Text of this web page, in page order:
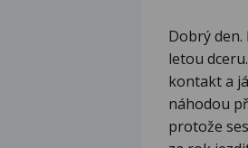
Dobrý
letou
kontakt a
náhodou
protože